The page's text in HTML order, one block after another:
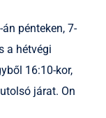
pénteken, 7-
a hétvégi
16:10-kor,
járat. On